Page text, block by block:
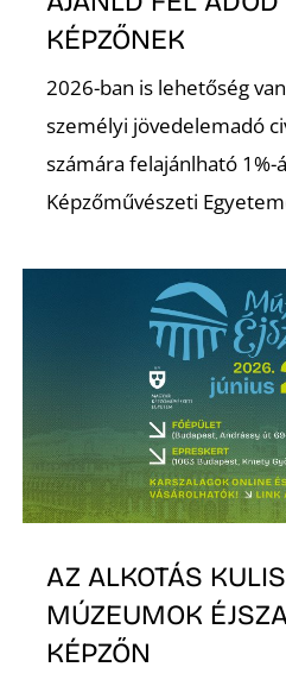
KÉPZŐNEK
2026-ban is lehetőség
személyi jövedelemadó
számára felajánlható 1%-
Képzőművészeti
AZ ALKOTÁS
MÚZEUMOK
KÉPZŐN